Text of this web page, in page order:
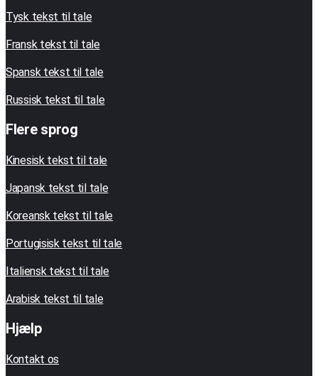
Tysk tekst til tale
Fransk tekst til tale
Spansk tekst til tale
Russisk tekst til tale
Flere sprog
Kinesisk tekst til tale
Japansk tekst til tale
Koreansk tekst til tale
Portugisisk tekst til tale
Italiensk tekst til tale
Arabisk tekst til tale
Hjælp
Kontakt os